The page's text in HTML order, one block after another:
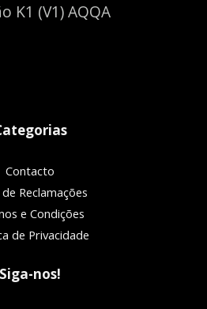
K1 (V1) AQQA
Contacto
Reclamações
e Condições
de Privacidade
Siga-nos!